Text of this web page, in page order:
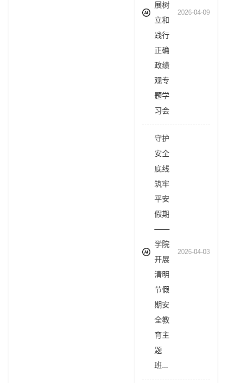
展树
立和
践行
正确
政绩
观专
题学
习会
2026-04-09
守护
安全
底线
筑牢
平安
假期
——
学院
开展
清明
节假
期安
全教
育主
题
班...
2026-04-03